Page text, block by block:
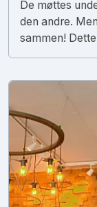
De møttes
den andre.
sammen!